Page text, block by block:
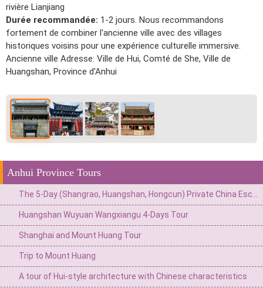
rivière Lianjiang
Durée recommandée: 1-2 jours. Nous recommandons
fortement de combiner l'ancienne ville avec des villages
historiques voisins pour une expérience culturelle immersive.
Ancienne ville Adresse: Ville de Hui, Comté de She, Ville de
Huangshan, Province d'Anhui
Anhui Province Tours
Huangshan Wuyuan Wangxiangu 4-Days Tour
Shanghai and Mount Huang Tour
Trip to Mount Huang
A tour of Hui-style architecture with Chinese characteristics